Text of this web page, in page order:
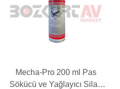
Mecha-Pro 200 ml Pas
Sökücü ve Yağlayıcı Silah